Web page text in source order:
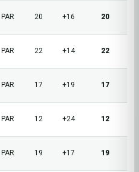
PAR 20 +16 20
PAR 22 +14 22
PAR 17 +19 17
PAR 12 +24 12
PAR 19 +17 19